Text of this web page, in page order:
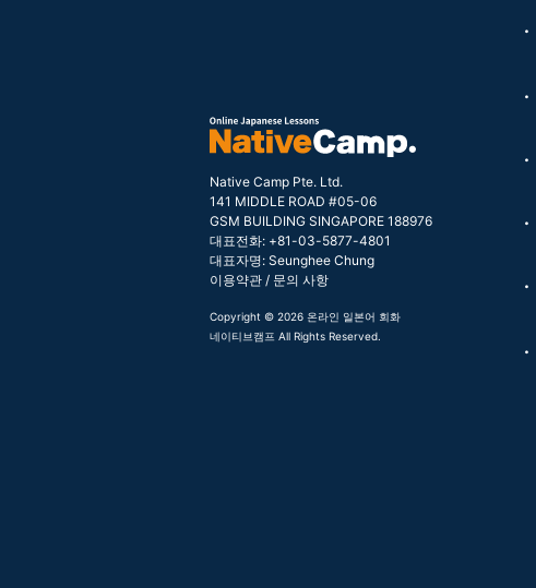
Native Camp Pte. Ltd.
141 MIDDLE ROAD #05-06
GSM BUILDING SINGAPORE 188976
대표전화: +81-03-5877-4801
대표자명: Seunghee Chung
이용약관 / 문의 사항
Copyright © 2026 온라인 일본어 회화
네이티브캠프 All Rights Reserved.